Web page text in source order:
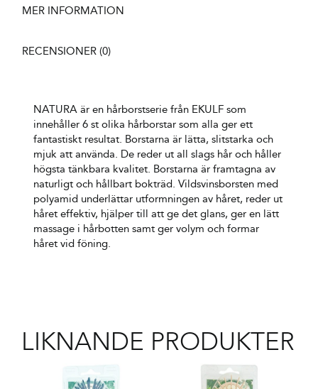
MER INFORMATION
RECENSIONER (0)
NATURA är en hårborstserie från EKULF som
innehåller 6 st olika hårborstar som alla ger ett
fantastiskt resultat. Borstarna är lätta, slitstarka och
mjuk att använda. De reder ut all slags hår och håller
högsta tänkbara kvalitet. Borstarna är framtagna av
naturligt och hållbart bokträd. Vildsvinsborsten med
polyamid underlättar utformningen av håret, reder ut
håret effektiv, hjälper till att ge det glans, ger en lätt
massage i hårbotten samt ger volym och formar
håret vid föning.
LIKNANDE PRODUKTER